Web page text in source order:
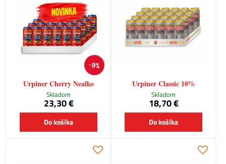
9%
Urpiner Cherry Nealko
Skladom
23,30 €
Do košíka
Urpiner Classic 10%
Skladom
18,70 €
Do košíka